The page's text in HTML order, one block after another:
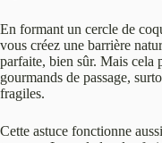
En formant un cercle de
vous créez une barrière
parfaite, bien sûr. Mais cela
gourmands de passage,
fragiles.
Cette astuce fonctionne